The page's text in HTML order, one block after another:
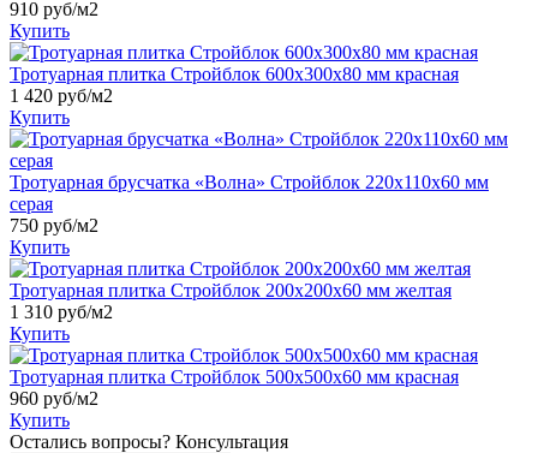
910 руб/м2
Купить
Тротуарная плитка Стройблок 600x300x80 мм красная
1 420 руб/м2
Купить
Тротуарная брусчатка «Волна» Стройблок 220x110x60 мм
серая
750 руб/м2
Купить
Тротуарная плитка Стройблок 200х200х60 мм желтая
1 310 руб/м2
Купить
Тротуарная плитка Стройблок 500х500х60 мм красная
960 руб/м2
Купить
Остались вопросы? Консультация